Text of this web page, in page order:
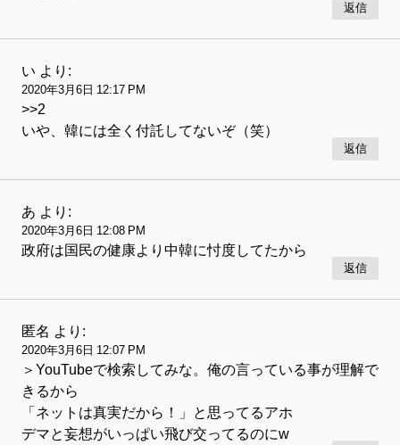
返信
い より:
2020年3月6日 12:17 PM
>>2
いや、韓には全く付託してないぞ（笑）
返信
あ より:
2020年3月6日 12:08 PM
政府は国民の健康より中韓に忖度してたから
返信
匿名 より:
2020年3月6日 12:07 PM
＞YouTubeで検索してみな。俺の言っている事が理解で
きるから
「ネットは真実だから！」と思ってるアホ
デマと妄想がいっぱい飛び交ってるのにw